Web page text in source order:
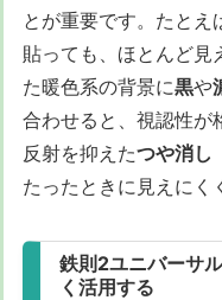
とが重要です。たとえ
貼っても、ほとんど見
た暖色系の背景に黒や
合わせると、視認性が
反射を抑えたつや消し
たったときに見えにく
鉄則2ユニバーサ
く活用する